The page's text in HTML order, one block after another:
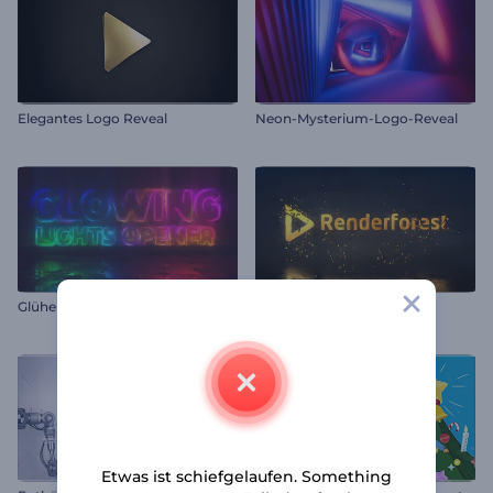
Elegantes Logo Reveal Neon-Mysterium-Logo-Reveal
Glühende Lichter Opener Funkelndes Partikel Logo
Etwas ist schiefgelaufen. Something